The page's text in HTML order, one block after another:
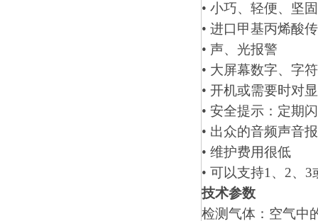
• 小巧、轻便、坚固
• 进口甲基丙烯酸
• 声、光报警
• 大屏幕数字、字
• 开机或需要时对
• 安全提示：定期
• 出众的音频声音
• 维护费用很低
• 可以支持1、2、
技术参数
检测气体：空气中